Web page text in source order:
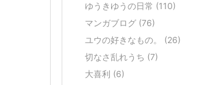
ゆうきゆうの日常 (110)
マンガブログ (76)
ユウの好きなもの。 (26)
切なさ乱れうち (7)
大喜利 (6)